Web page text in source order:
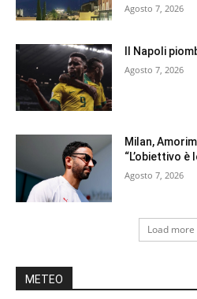
Agosto 7, 2026
Il Napoli
Agosto 7, 2026
Milan,
“L’obiettivo
Agosto 7, 2026
Load more
METEO